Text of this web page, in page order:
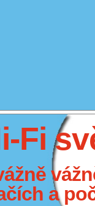
Fi
a